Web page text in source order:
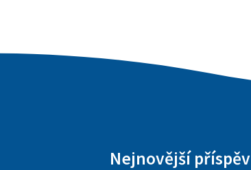
Nejnovější